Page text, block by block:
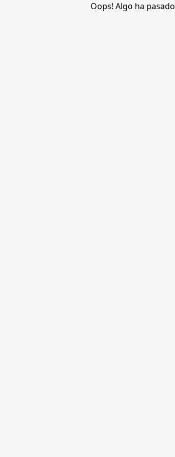
Oops! Algo ha pasado